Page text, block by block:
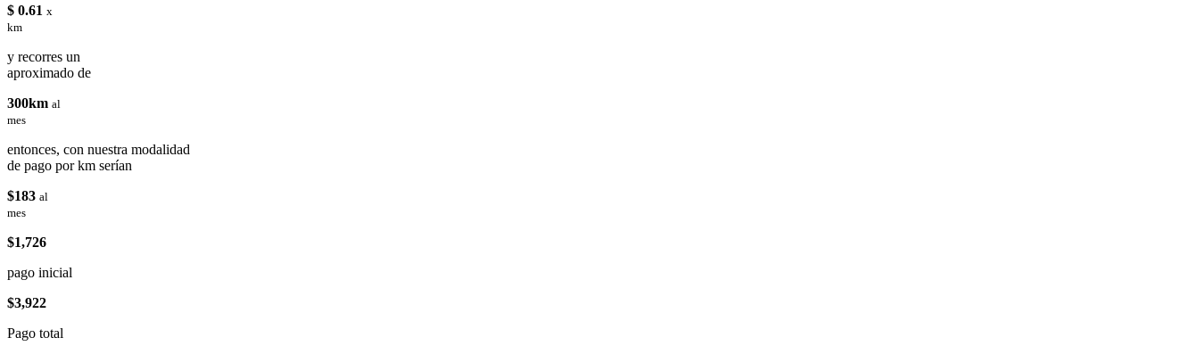
$ 0.61 x
km
y recorres un
aproximado de
300km al
mes
entonces, con nuestra modalidad
de pago por km serían
$183 al
mes
$1,726
pago inicial
$3,922
Pago total